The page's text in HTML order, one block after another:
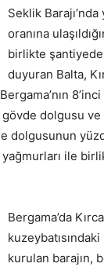
Seklik
oranına
birlikte
duyuran Balta,
Bergama’nın
gövde dolgusu
dolgusunun
ile
Bergama’da
kurulan barajın,